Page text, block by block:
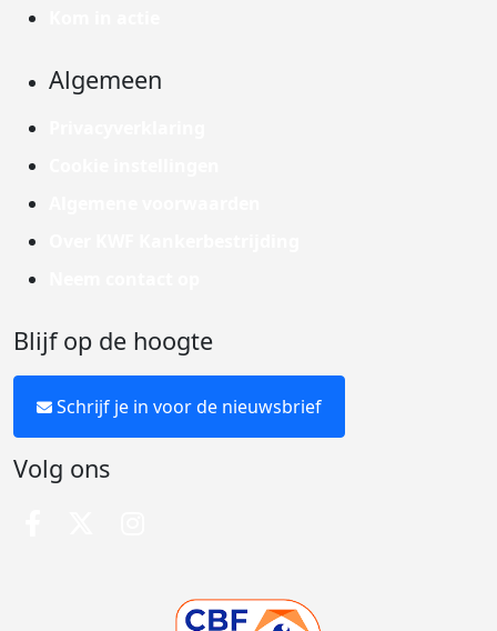
Algemeen
Blijf op de hoogte
Schrijf je in voor de nieuwsbrief
Volg ons